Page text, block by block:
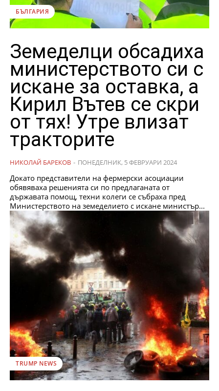
БЪЛГАРИЯ
Земеделци обсадиха
министерството си с
искане за оставка, а
Кирил Вътев се скри
от тях! Утре влизат
тракторите
НИКОЛАЙ БАРЕКОВ - ПОНЕДЕЛНИК, 5 ФЕВРУАРИ 2024
Докато представители на фермерски асоциации
обявяваха решенията си по предлаганата от
държавата помощ, техни колеги се събраха пред
Министерството на земеделието с искане министър...
TRUMP NEWS